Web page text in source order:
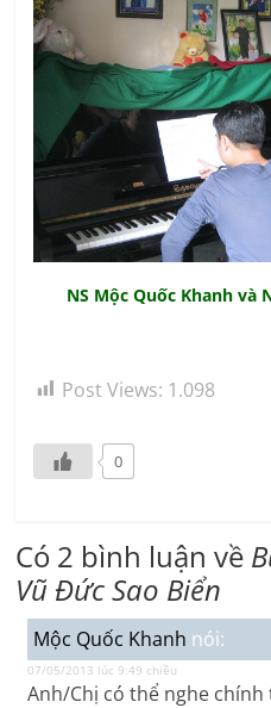
NS Mộc Quốc Khanh và
Post Views: 1.098
0
Có 2 bình luận về
Vũ Đức Sao Biển
Mộc Quốc Khanh nói:
07/05/2013 lúc 9:49 chiều
Anh/Chị có thể nghe chính